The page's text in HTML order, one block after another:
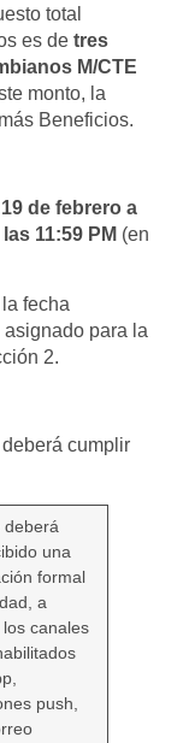
total
es de tres
M/CTE
monto, la
Beneficios.
19 de febrero a
las 11:59 PM (en
fecha
para la
2.
cumplir
deberá
una
formal
a
canales
push,